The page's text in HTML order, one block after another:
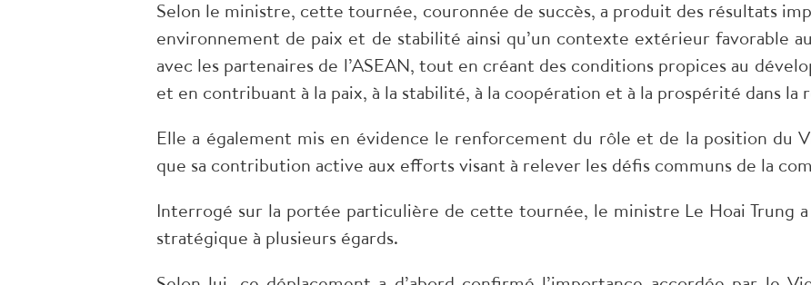
Selon le ministre, cette tournée, couronnée de succès, a produit des résultats
environnement de paix et de stabilité ainsi qu’un contexte extérieur favorable
avec les partenaires de l’ASEAN, tout en créant des conditions propices au
et en contribuant à la paix, à la stabilité, à la coopération et à la prospérité dans la
Elle a également mis en évidence le renforcement du rôle et de la position du
que sa contribution active aux efforts visant à relever les défis communs de la
Interrogé sur la portée particulière de cette tournée, le ministre Le Hoai Trung
stratégique à plusieurs égards.